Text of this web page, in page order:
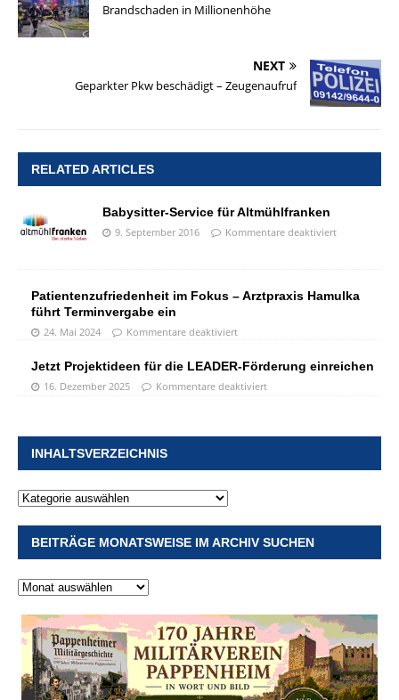
Brandschaden in Millionenhöhe
NEXT
Geparkter Pkw beschädigt – Zeugenaufruf
RELATED ARTICLES
Babysitter-Service für Altmühlfranken
9. September 2016 Kommentare deaktiviert
Patientenzufriedenheit im Fokus – Arztpraxis Hamulka
führt Terminvergabe ein
24. Mai 2024 Kommentare deaktiviert
Jetzt Projektideen für die LEADER-Förderung einreichen
16. Dezember 2025 Kommentare deaktiviert
INHALTSVERZEICHNIS
BEITRÄGE MONATSWEISE IM ARCHIV SUCHEN